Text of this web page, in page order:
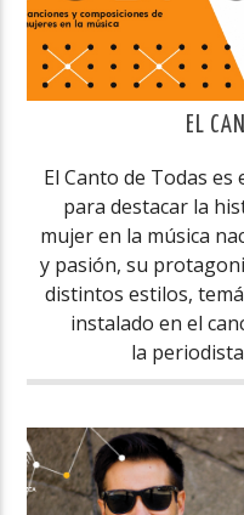
EL
El Canto de Todas es
para destacar la
mujer en la música
y pasión, su
distintos estilos,
instalado en el
la periodista